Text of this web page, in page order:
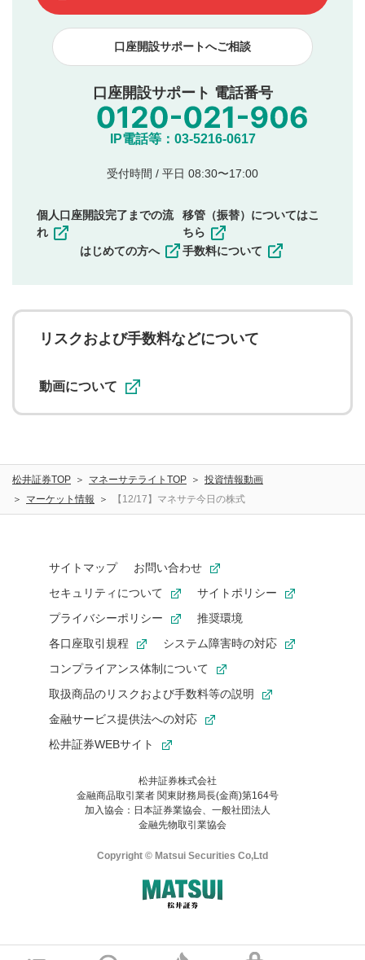
下記の項目に該当すると判断された投稿内容は、掲載を
見合わせる場合がございます。
本動画コンテンツとは無関係の内容の投稿
他者への誹謗中傷や差別的表現投稿
公序良俗に反する内容の投稿
氏名、住所、電話番号など個人を特定できる情報の
他のサイトへの誘導や営利目的、広告・宣伝を目
他者の権利（商標、著作権、その他の知的財産
同一内容の多重投稿
その他当社が不適切と判断した投稿
一度投稿した評価およびコメントの変更・削除はできま
ことを承諾したものとします。また、利用者は、コメント
に関する著作者人格権を行使しないことに同意します。利
用者が投稿したコメントは、当社サービスの広告・宣伝、
ることがあります。
口座開設サポートへご相談
口座開設サポート 電話番号
IP電話等：03-5216-0617
受付時間 / 平日 08:30〜17:00
個人口座開設完了までの流
れ
はじめての方へ
移管（振替）についてはこ
ちら
手数料について
リスクおよび手数料などについて
動画について
松井証券TOP マネーサテライトTOP
投資情報動画
マーケット情報
【12/17】マネサテ今日の株式
サイトマップ
お問い合わせ
セキュリティについて
サイトポリシー
プライバシーポリシー
推奨環境
各口座取引規程
システム障害時の対応
コンプライアンス体制について
取扱商品のリスクおよび手数料等の説明
金融サービス提供法への対応
松井証券WEBサイト
松井証券株式会社
金融商品取引業者 関東財務局長(金商)第164号
加入協会：日本証券業協会、一般社団法人
金融先物取引業協会
Copyright © Matsui Securities Co,Ltd
マネーサテライトのWEBサイトへようこそ
ご利用の環境(Internet Explorer)は、本サイトの推奨環境外のた
お気に入り機能は松井証券の会員限定の機能です。
お気に入り登録いただくと、後からいつでもお気に入りのコンテ
ンツを一覧でご確認いただけます。
ご利用いただくには口座開設が必要です。
はご利用の端末で一度ログインしてください。